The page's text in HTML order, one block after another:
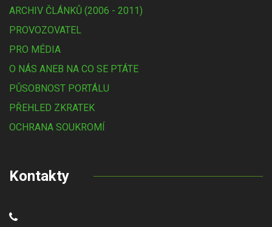
ARCHIV ČLÁNKŮ (2006 - 2011)
PROVOZOVATEL
PRO MÉDIA
O NÁS ANEB NA CO SE PTÁTE
PŮSOBNOST PORTÁLU
PŘEHLED ZKRATEK
OCHRANA SOUKROMÍ
Kontakty